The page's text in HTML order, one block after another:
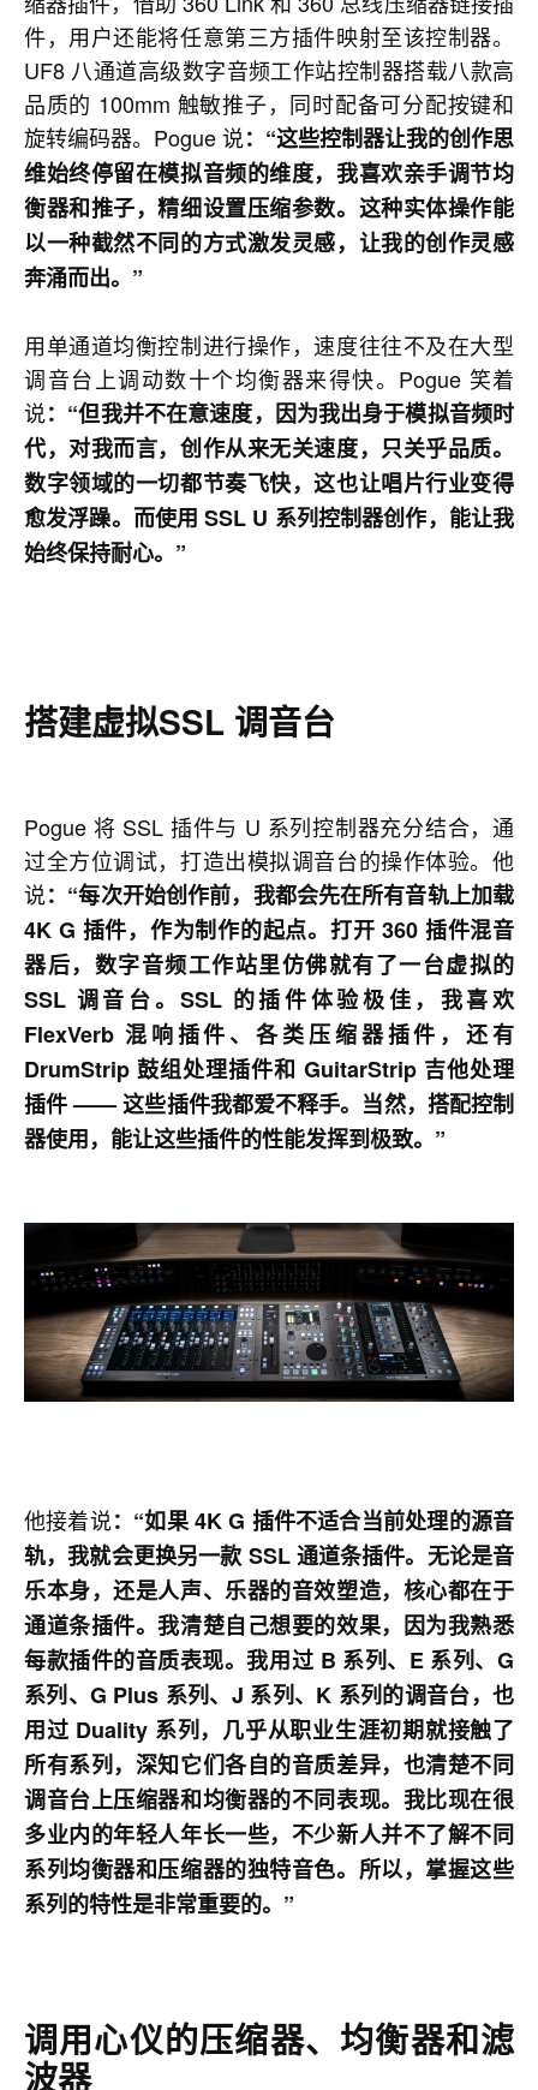
件，用户还能将任意第三方插件映射至该控制器。
UF8 八通道高级数字音频工作站控制器搭载八款高
品质的 100mm 触敏推子，同时配备可分配按键和
旋转编码器。Pogue 说：“这些控制器让我的创作思
维始终停留在模拟音频的维度，我喜欢亲手调节均
衡器和推子，精细设置压缩参数。这种实体操作能
以一种截然不同的方式激发灵感，让我的创作灵感
奔涌而出。”
用单通道均衡控制进行操作，速度往往不及在大型
调音台上调动数十个均衡器来得快。Pogue 笑着
说：“但我并不在意速度，因为我出身于模拟音频时
代，对我而言，创作从来无关速度，只关乎品质。
数字领域的一切都节奏飞快，这也让唱片行业变得
愈发浮躁。而使用 SSL U 系列控制器创作，能让我
始终保持耐心。”
搭建虚拟SSL 调音台
Pogue 将 SSL 插件与 U 系列控制器充分结合，通
过全方位调试，打造出模拟调音台的操作体验。他
说：“每次开始创作前，我都会先在所有音轨上加载
4K G 插件，作为制作的起点。打开 360 插件混音
器后，数字音频工作站里仿佛就有了一台虚拟的
SSL 调音台。SSL 的插件体验极佳，我喜欢
FlexVerb 混响插件、各类压缩器插件，还有
DrumStrip 鼓组处理插件和 GuitarStrip 吉他处理
插件 —— 这些插件我都爱不释手。当然，搭配控制
器使用，能让这些插件的性能发挥到极致。”
他接着说：“如果 4K G 插件不适合当前处理的源音
轨，我就会更换另一款 SSL 通道条插件。无论是音
乐本身，还是人声、乐器的音效塑造，核心都在于
通道条插件。我清楚自己想要的效果，因为我熟悉
每款插件的音质表现。我用过 B 系列、E 系列、G
系列、G Plus 系列、J 系列、K 系列的调音台，也
用过 Duality 系列，几乎从职业生涯初期就接触了
所有系列，深知它们各自的音质差异，也清楚不同
调音台上压缩器和均衡器的不同表现。我比现在很
多业内的年轻人年长一些，不少新人并不了解不同
系列均衡器和压缩器的独特音色。所以，掌握这些
系列的特性是非常重要的。”
调用心仪的压缩器、 均衡器和滤
波器